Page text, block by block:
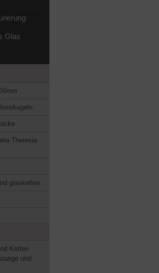
Glas
Theresia
glasketten
Ketten
und